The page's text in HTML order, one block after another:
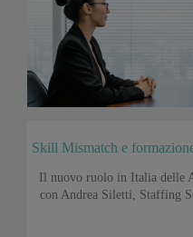
Skill Mismatch e
Il nuovo ruolo in Italia delle
con Andrea Siletti, Staffing